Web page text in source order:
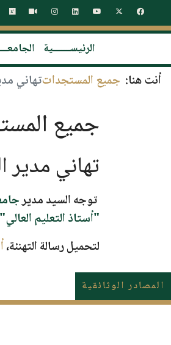
الرئيســـــــية
أنت هنا: جميع المستجداتتهاني
جميع
تهاني مدير
توجه السيد مديرجامعة
"أستاذ التعليم العالي"
لتحميل رسالة التهنئة،
المصادر الوثائقية